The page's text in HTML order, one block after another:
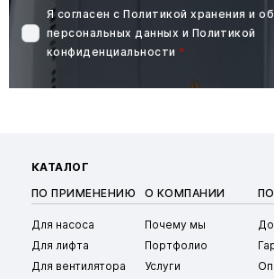
Я согласен сПолитикой хранения и
персональных данных и Политикой
конфиденциальности *
КАТАЛОГ
ПО ПРИМЕНЕНИЮ
Для насоса
Для лифта
Для вентилятора
О КОМПАНИИ
Почему мы
Портфолио
Услуги